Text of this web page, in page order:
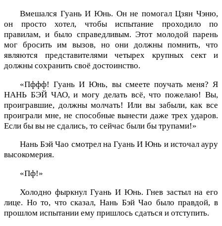
Вмешался Гуань И Юнь. Он не помогал Цзян Чэню,
он просто хотел, чтобы испытание проходило по
правилам, и было справедливым. Этот молодой парень
мог бросить им вызов, но они должны помнить, что
являются представителями четырех крупных сект и
должны сохранить своё достоинство.
«Пффф! Гуань И Юнь, вы смеете поучать меня? Я
НАНЬ БЭЙ ЧАО, и могу делать всё, что пожелаю! Вы,
проигравшие, должны молчать! Или вы забыли, как все
проиграли мне, не способные вынести даже трех ударов.
Если бы вы не сдались, то сейчас были бы трупами!»
Нань Бэй Чао смотрел на Гуань И Юнь и источал ауру
высокомерия.
«Пф!»
Холодно фыркнул Гуань И Юнь. Гнев застыл на его
лице. Но то, что сказал, Нань Бэй Чао было правдой, в
прошлом испытании ему пришлось сдаться и отступить.